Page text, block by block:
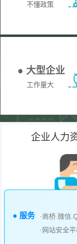
不懂政策
● 大型企业
工作量大
企业人力
● 服务
·商桥.微信
·网站安全